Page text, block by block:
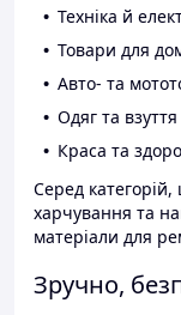
Техніка й
Товари для
Авто- та
Одяг та взуття
Краса та
Серед
харчування та
матеріали для
Зручно,